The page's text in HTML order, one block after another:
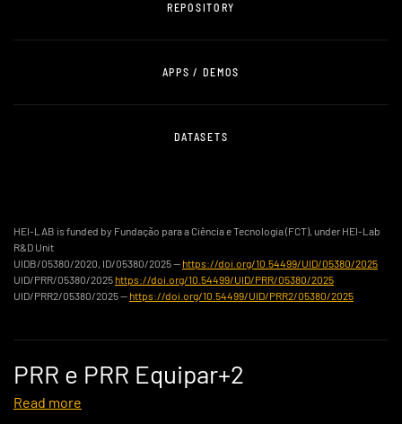
REPOSITORY
APPS / DEMOS
DATASETS
HEI-LAB is funded by Fundação para a Ciência e Tecnologia (FCT), under HEI-Lab
R&D Unit
UIDB/05380/2020, ID/05380/2025 — https://doi.org/10.54499/UID/05380/2025
UID/PRR/05380/2025 https://doi.org/10.54499/UID/PRR/05380/2025
UID/PRR2/05380/2025 — https://doi.org/10.54499/UID/PRR2/05380/2025
PRR e PRR Equipar+2
Read more